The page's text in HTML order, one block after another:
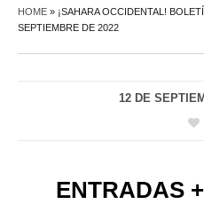
HOME » ¡SAHARA OCCIDENTAL!
SEPTIEMBRE DE 2022
12 DE
ENTRADAS